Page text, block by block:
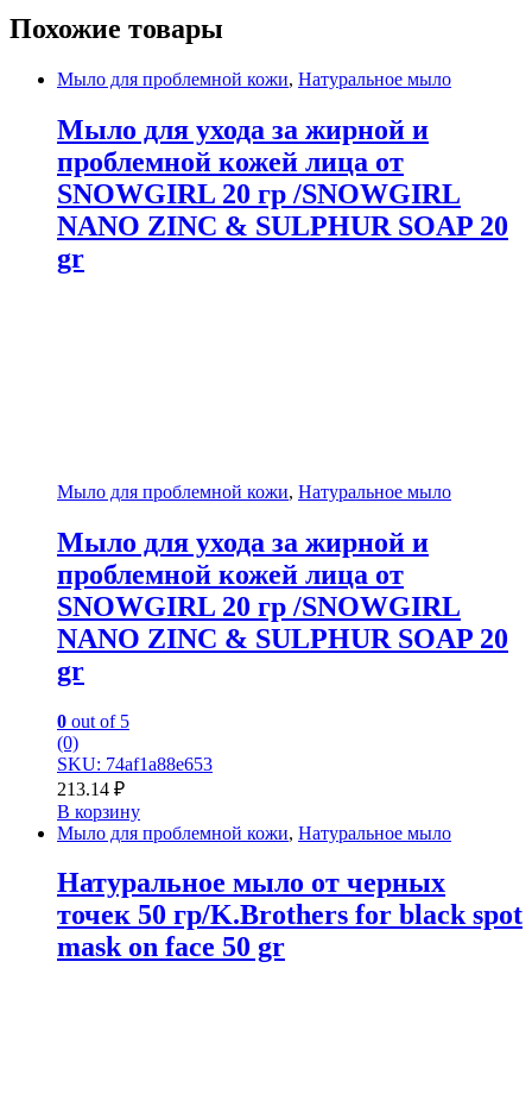
Похожие товары
Мыло для проблемной кожи, Натуральное мыло
Мыло для ухода за жирной и
проблемной кожей лица от
SNOWGIRL 20 гр /SNOWGIRL
NANO ZINC & SULPHUR SOAP 20
gr
Мыло для проблемной кожи, Натуральное мыло
Мыло для ухода за жирной и
проблемной кожей лица от
SNOWGIRL 20 гр /SNOWGIRL
NANO ZINC & SULPHUR SOAP 20
gr
0 out of 5
(0)
SKU: 74af1a88e653
213.14 ₽
В корзину
Мыло для проблемной кожи, Натуральное мыло
Натуральное мыло от черных
точек 50 гр/K.Brothers for black spot
mask on face 50 gr